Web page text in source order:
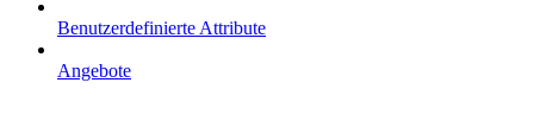
Benutzerdefinierte Attribute
Angebote